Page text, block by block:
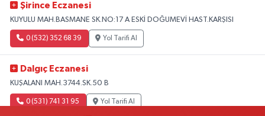
Şirince Eczanesi
KUYULU MAH.BASMANE SK.NO:17 A ESKİ DOĞUMEVİ HAST.KARŞISI
0 (532) 352 68 39 Yol Tarifi Al
Dalgıç Eczanesi
KUŞALANI MAH.3744.SK.50 B
0 (531) 741 31 95 Yol Tarifi Al